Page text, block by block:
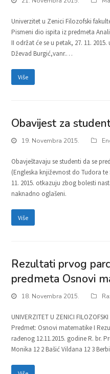
Univerzitet u Zenici Filozofski
Pismeni dio ispita iz predmeta
II održat će se u petak, 27. 11.
Dževad Burgić,vanr.…
Više
Obavijest za
19. Novembra 2015.
Obavještavaju se studenti da se
(Engleska književnost do Tudora
11. 2015. otkazuju zbog bolesti
naknadno oglašeni.
Više
Rezultati prvog
predmeta Osnovi
18. Novembra 2015.
UNIVERZITET U ZENICI
Predmet: Osnovi matematike I
rađenog 12.11.2015. godine R. br.
Monika 12 2 Bašić Vildana 12 3